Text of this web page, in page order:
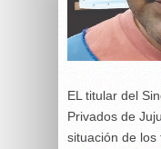
EL titular del
Privados de
situación de